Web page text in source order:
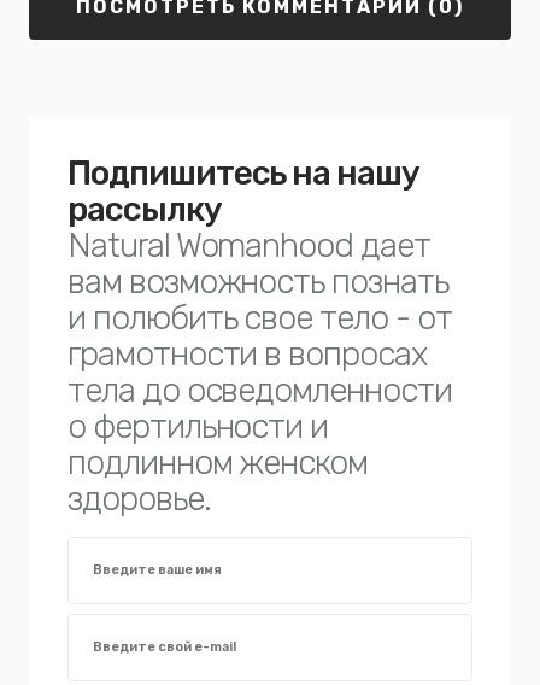
ПОСМОТРЕТЬ КОММЕНТАРИИ (0)
Подпишитесь на нашу
рассылку
Natural Womanhood дает
вам возможность познать
и полюбить свое тело - от
грамотности в вопросах
тела до осведомленности
о фертильности и
подлинном женском
здоровье.